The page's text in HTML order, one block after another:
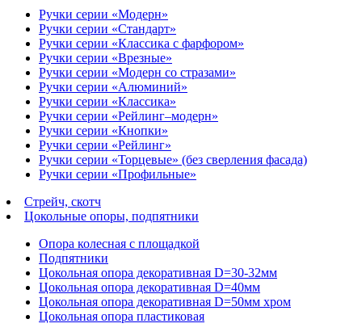
Ручки серии «Модерн»
Ручки серии «Стандарт»
Ручки серии «Классика с фарфором»
Ручки серии «Врезные»
Ручки серии «Модерн со стразами»
Ручки серии «Алюминий»
Ручки серии «Классика»
Ручки серии «Рейлинг–модерн»
Ручки серии «Кнопки»
Ручки серии «Рейлинг»
Ручки серии «Торцевые» (без сверления фасада)
Ручки серии «Профильные»
Стрейч, скотч
Цокольные опоры, подпятники
Опора колесная с площадкой
Подпятники
Цокольная опора декоративная D=30-32мм
Цокольная опора декоративная D=40мм
Цокольная опора декоративная D=50мм хром
Цокольная опора пластиковая